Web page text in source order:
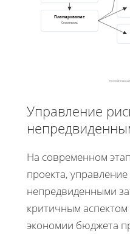
Планирование
Сезонность
Постоянная
Управление
На современном
проекта,
непредвиденными
критичным
экономии бюджета